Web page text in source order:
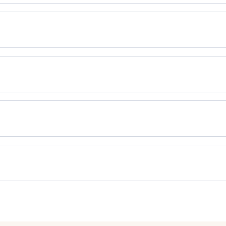
i.
owoców jest naturalnym procesem dla owoców kaki